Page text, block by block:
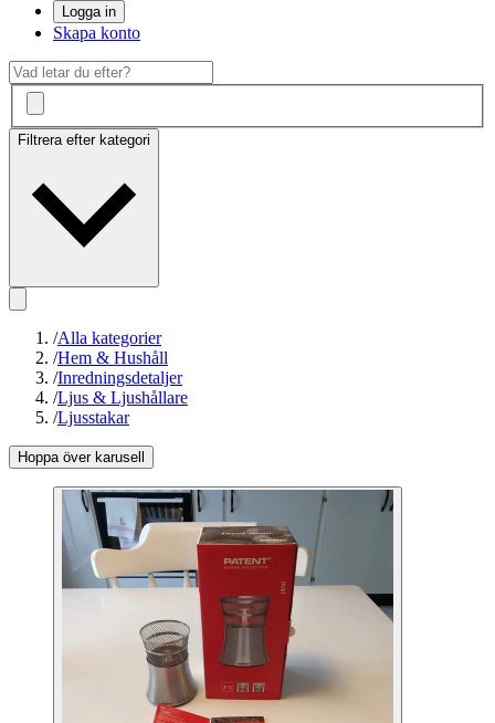
Logga in
Skapa konto
Filtrera efter kategori
/Alla kategorier
/Hem & Hushåll
/Inredningsdetaljer
/Ljus & Ljushållare
/Ljusstakar
Hoppa över karusell